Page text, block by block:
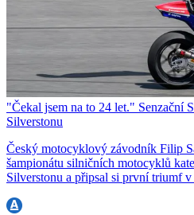
"Čekal jsem na to 24 let." Senzační
Silverstonu
Český motocyklový závodník Filip
šampionátu silničních motocyklů
Silverstonu a připsal si první triumf v